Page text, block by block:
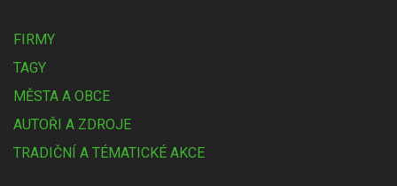
FIRMY
TAGY
MĚSTA A OBCE
AUTOŘI A ZDROJE
TRADIČNÍ A TÉMATICKÉ AKCE